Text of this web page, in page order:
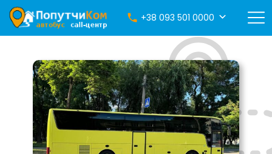
+38 093 501 0000